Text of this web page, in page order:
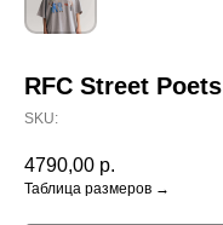
RFC Street Poets
SKU:
4790,00 р.
Таблица размеров →